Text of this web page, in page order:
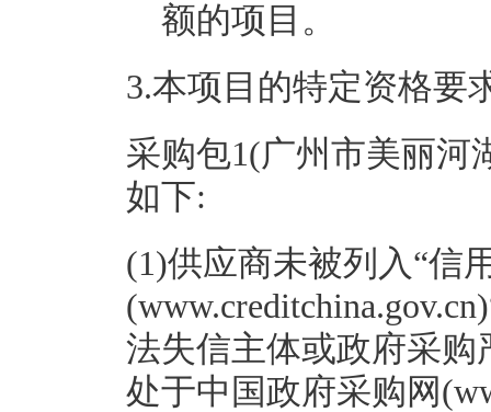
额的项目。
3.本项目的特定资格要
采购包1(广州市美丽河
如下:
(1)供应商未被列入“信
法失信主体或政府采购
处于中国政府采购网